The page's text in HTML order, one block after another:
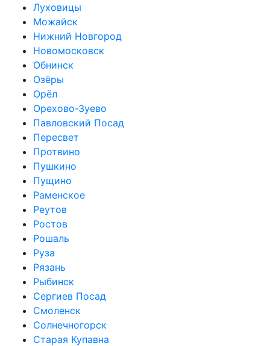
Луховицы
Можайск
Нижний Новгород
Новомосковск
Обнинск
Озёры
Орёл
Орехово-Зуево
Павловский Посад
Пересвет
Протвино
Пушкино
Пущино
Раменское
Реутов
Ростов
Рошаль
Руза
Рязань
Рыбинск
Сергиев Посад
Смоленск
Солнечногорск
Старая Купавна